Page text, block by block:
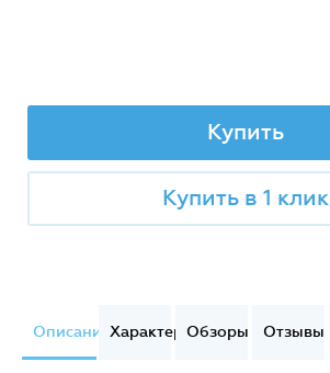
Купить
Купить в 1 клик
ОписаниеХарактеристики
Обзоры Отзывы